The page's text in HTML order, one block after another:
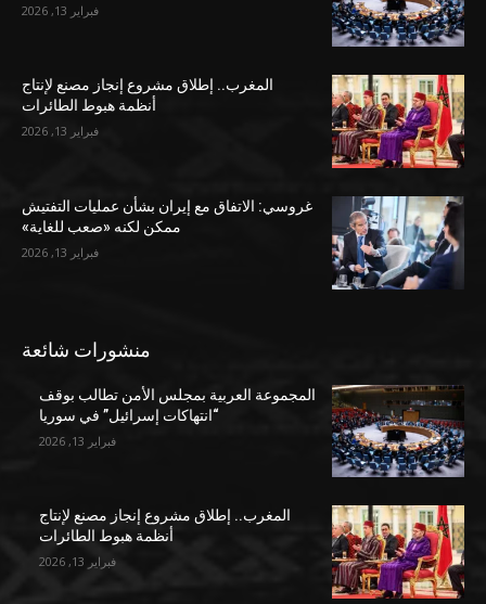
فبراير 13, 2026
المغرب.. إطلاق مشروع إنجاز مصنع لإنتاج
أنظمة هبوط الطائرات
فبراير 13, 2026
غروسي: الاتفاق مع إيران بشأن عمليات التفتيش
ممكن لكنه «صعب للغاية»
فبراير 13, 2026
منشورات شائعة
المجموعة العربية بمجلس الأمن تطالب بوقف
“انتهاكات إسرائيل” في سوريا
فبراير 13, 2026
المغرب.. إطلاق مشروع إنجاز مصنع لإنتاج
أنظمة هبوط الطائرات
فبراير 13, 2026